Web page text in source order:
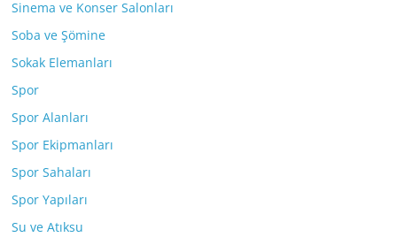
Sinema ve Konser Salonları
Soba ve Şömine
Sokak Elemanları
Spor
Spor Alanları
Spor Ekipmanları
Spor Sahaları
Spor Yapıları
Su ve Atıksu